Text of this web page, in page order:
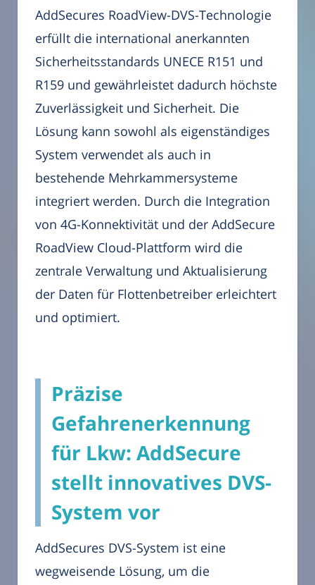
AddSecures RoadView-DVS-Technologie
erfüllt die international anerkannten
Sicherheitsstandards UNECE R151 und
R159 und gewährleistet dadurch höchste
Zuverlässigkeit und Sicherheit. Die
Lösung kann sowohl als eigenständiges
System verwendet als auch in
bestehende Mehrkammersysteme
integriert werden. Durch die Integration
von 4G-Konnektivität und der AddSecure
RoadView Cloud-Plattform wird die
zentrale Verwaltung und Aktualisierung
der Daten für Flottenbetreiber erleichtert
und optimiert.
Präzise
Gefahrenerkennung
für Lkw: AddSecure
stellt innovatives DVS-
System vor
AddSecures DVS-System ist eine
wegweisende Lösung, um die